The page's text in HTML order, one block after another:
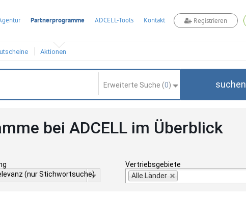
Partnerprogramme ADCELL-Tools Kontakt Registrieren
Aktionen
Erweiterte Suche (0) suchen
bei ADCELL im Überblick
(nur Stichwortsuche)
Vertriebsgebiete
Alle Länder